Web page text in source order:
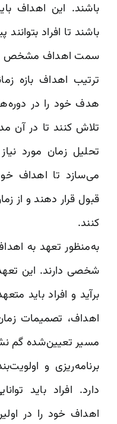
باشند. این اهداف
باشند تا افراد
سمت اهداف مشخص
ترتیب اهداف بازه
هدف خود را در
تلاش کنند تا در آن
تحلیل زمان مورد
می‌سازد تا اهداف
قبول قرار دهند و از
کنند.
به‌منظور تعهد به
شخصی دارند. این تعهد
برآید و افراد باید
اهداف، تصمیمات
مسیر تعیین‌شده گم
برنامه‌ریزی و
دارد. افراد باید
اهداف خود را در